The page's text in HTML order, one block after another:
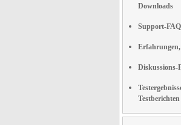
Downloads
Support-
Erfahrungen,
Diskussions-
Testberichten